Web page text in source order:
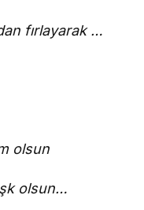
fırlayarak …
olsun
olsun…